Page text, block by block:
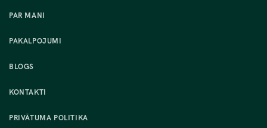
PAR MANI
PAKALPOJUMI
BLOGS
KONTAKTI
PRIVĀTUMA POLITIKA